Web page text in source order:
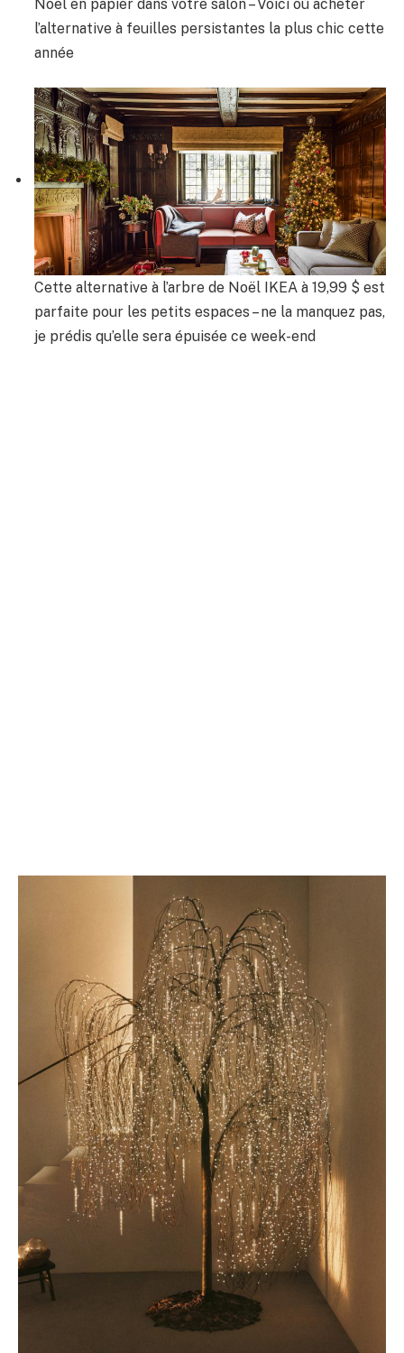
Noël en papier dans votre salon – Voici où acheter
l’alternative à feuilles persistantes la plus chic cette
année
Cette alternative à l’arbre de Noël IKEA à 19,99 $ est
parfaite pour les petits espaces – ne la manquez pas,
je prédis qu’elle sera épuisée ce week-end